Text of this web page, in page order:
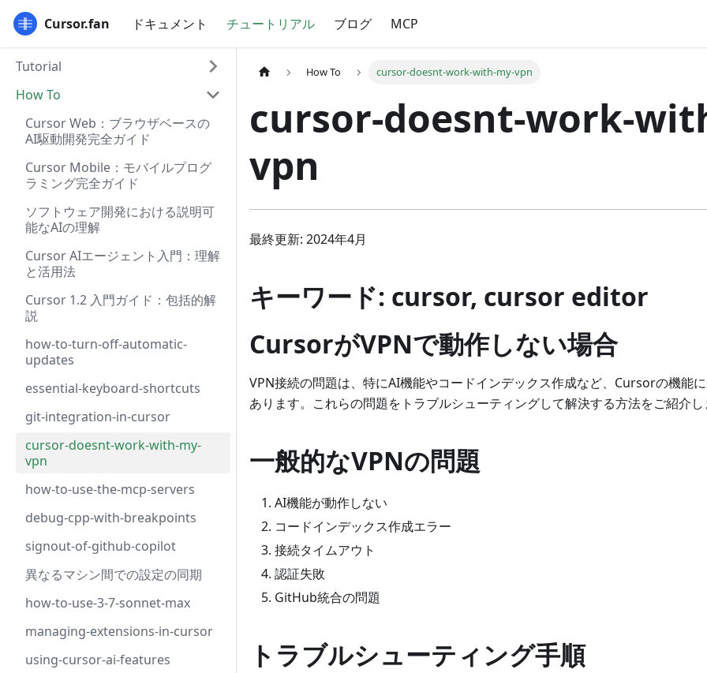
Cursor.fan ドキュメント チュートリアル ブログ MCP
Tutorial
How To
Cursor Web：ブラウザベースの
AI駆動開発完全ガイド
Cursor Mobile：モバイルプログ
ラミング完全ガイド
ソフトウェア開発における説明可
能なAIの理解
Cursor AIエージェント入門：理解
と活用法
Cursor 1.2 入門ガイド：包括的解
説
how-to-turn-off-automatic-
updates
essential-keyboard-shortcuts
git-integration-in-cursor
cursor-doesnt-work-with-my-
vpn
how-to-use-the-mcp-servers
debug-cpp-with-breakpoints
signout-of-github-copilot
異なるマシン間での設定の同期
how-to-use-3-7-sonnet-max
managing-extensions-in-cursor
using-cursor-ai-features
How To cursor-doesnt-work-with-my-vpn
cursor-doesnt-work-
vpn
最終更新: 2024年4月
キーワード: cursor, cursor editor
CursorがVPNで動作しない場合
VPN接続の問題は、特にAI機能やコードインデックス作成など、Cursorの機能
あります。これらの問題をトラブルシューティングして解決する方法をご紹介し
一般的なVPNの問題
AI機能が動作しない
コードインデックス作成エラー
接続タイムアウト
認証失敗
GitHub統合の問題
トラブルシューティング手順